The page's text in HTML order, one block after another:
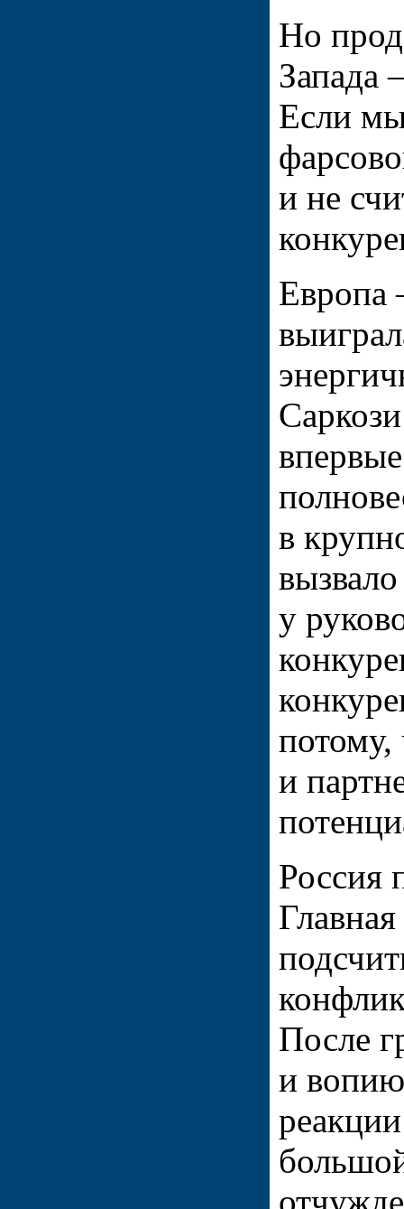
Но
Запада
Если
и не
Европа
в
у
и
Россия
После
и